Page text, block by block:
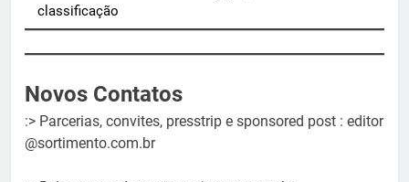
classificação
Novos Contatos
:> Parcerias, convites, presstrip e sponsored post : editor
@sortimento.com.br